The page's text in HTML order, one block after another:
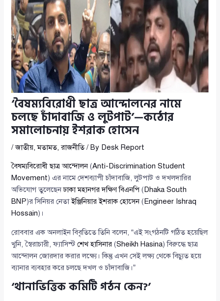
‘বৈষম্যবিরোধী ছাত্র আন্দোলনের নামে
চলছে চাঁদাবাজি ও লুটপাট’—কঠোর
সমালোচনায় ইশরাক হোসেন
/জাতীয়,মতামত,রাজনীতি/ By Desk Report
বৈষম্যবিরোধী ছাত্র আন্দোলন(Anti-Discrimination Student
Movement) এর নামে দেশব্যাপী চাঁদাবাজি, লুটপাট ও দখলদারির
অভিযোগ তুলেছেনঢাকা মহানগর দক্ষিণ বিএনপি ( Dhaka South
BNP)র সিনিয়র নেতাইঞ্জিনিয়ার ইশরাক হোসেন( Engineer Ishraq
Hossain)।
রোববার এক অনলাইন বিবৃতিতে তিনি বলেন, “এই সংগঠনটি গঠিত হয়েছিল
খুনি, স্বৈরাচারী, ফ্যাসিস্টশেখ হাসিনার (Sheikh Hasina) বিরুদ্ধে ছাত্র
আন্দোলন জোরদার করার লক্ষ্যে। কিন্তু এখন সেই লক্ষ্য থেকে বিচ্যুত হয়ে
ব্যানার ব্যবহার করে চলছে দখল ও চাঁদাবাজি।”
‘থানাভিত্তিক কমিটি গঠন কেন?’